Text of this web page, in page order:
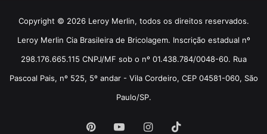
Copyright © 2026 Leroy Merlin, todos os direitos reservados.
Leroy Merlin Cia Brasileira de Bricolagem. Inscrição estadual nº
298.176.665.115 CNPJ/MF sob o nº 01.438.784/0048-60. Rua
Pascoal Pais, nº 525, 5º andar - Vila Cordeiro, CEP 04581-060, São
Paulo/SP.
PinterestYouTubeInstagram